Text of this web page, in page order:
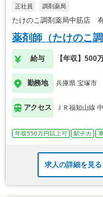
正社員 調剤薬局
たけのこ調剤薬局中筋店
薬剤師（たけのこ
給与 【年収】500
勤務地 兵庫県 宝塚市
アクセス ＪＲ福知山線
年収550万円以上可 駅チカ
求人の詳細を見る